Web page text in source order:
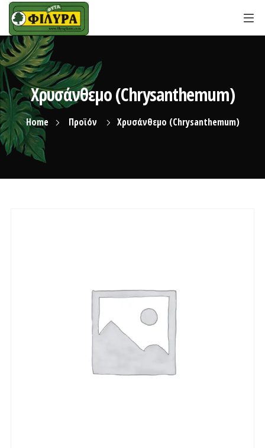
Χρυσάνθεμο (Chrysanthemum)
Home Προϊόν Χρυσάνθεμο (Chrysanthemum)